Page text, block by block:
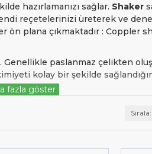
hazırlamanızı sağlar. Shaker
reçetelerinizi üreterek ve
ön plana çıkmaktadır : Coppler
paslanmaz çelikten
kolay bir şekilde
genellikle paslanmaz çelikten
tek seferde daha çok
Her iki parçasının metal
Sırala: